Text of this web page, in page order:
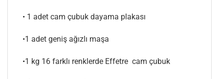
• 1 adet cam çubuk dayama plakası
•1 adet geniş ağızlı maşa
•1 kg 16 farklı renklerde Effetre cam çubuk